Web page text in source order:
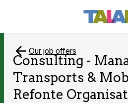
Our job offers
Consulting -
Transports &
Refonte